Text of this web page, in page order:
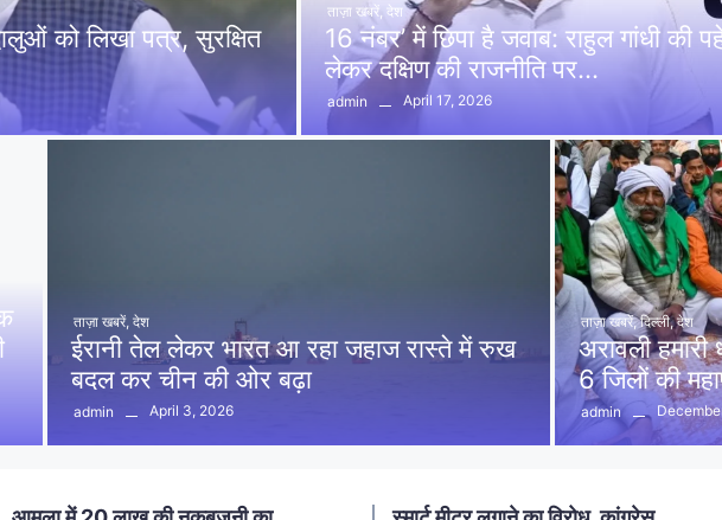
को लिखा पत्र, सुरक्षित
ताज़ा खबरें देश
16 नंबर’ में छिपा है जवाब: राहुल गांधी की
लेकर दक्षिण की राजनीति पर…
admin April 17, 2026
ताज़ा खबरें, देश
ईरानी तेल लेकर भारत आ रहा जहाज रास्ते में रुख
बदल कर चीन की ओर बढ़ा
admin April 3, 2026
ताज़ा खबरें, दिल्ली, देश
अरावली
6 जिलों की
admin